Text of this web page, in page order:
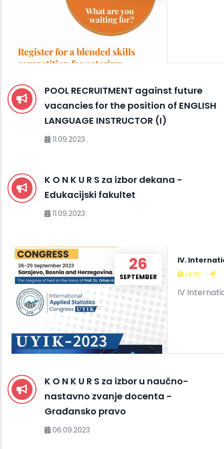
POOL RECRUITMENT against future
vacancies for the position of ENGLISH
LANGUAGE INSTRUCTOR (I)
11.09.2023
K O N K U R S za izbor dekana -
Edukacijski fakultet
11.09.2023
26
SEPTEMBER
IV.
14:00 -
IV
K O N K U R S za izbor u naučno-
nastavno zvanje docenta -
Građansko pravo
06.09.2023